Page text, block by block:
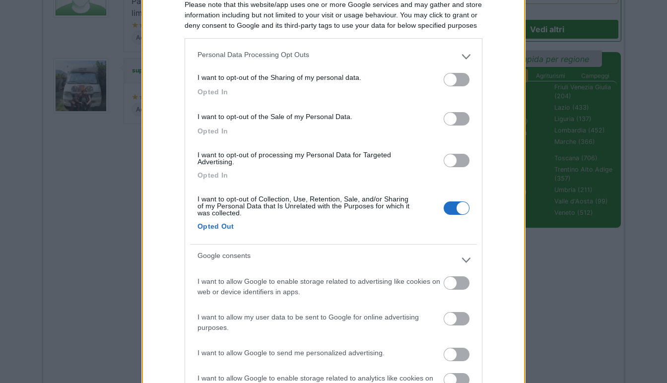
Please note that this website/app uses one or more Google services and may gather and store
information including but not limited to your visit or usage behaviour. You may click to grant or
deny consent to Google and its third-party tags to use your data for below specified purposes
Personal Data Processing Opt Outs
I want to opt-out of the Sharing of my personal data.
Opted In
I want to opt-out of the Sale of my Personal Data.
Opted In
I want to opt-out of processing my Personal Data for Targeted
Advertising.
Opted In
I want to opt-out of Collection, Use, Retention, Sale, and/or Sharing
of my Personal Data that Is Unrelated with the Purposes for which it
was collected.
Opted Out
Google consents
I want to allow Google to enable storage related to advertising like cookies on
web or device identifiers in apps.
I want to allow my user data to be sent to Google for online advertising
purposes.
I want to allow Google to send me personalized advertising.
I want to allow Google to enable storage related to analytics like cookies on
limitazione di accesso ai mezzi più larghi di 2 metri.
Accessibilità
supertury
Accessibilità
Vedi altri
Ricerca rapida per regione
Agriturismi
Campeggi
Campania (236)
Emilia Romagna
Friuli Venezia Giulia
(204)
Lazio (433)
Liguria (137)
Lombardia (452)
Marche (366)
Sardegna (336)
Toscana (706)
Trentino Alto Adige
(357)
Umbria (211)
Valle d'Aosta (99)
Veneto (512)